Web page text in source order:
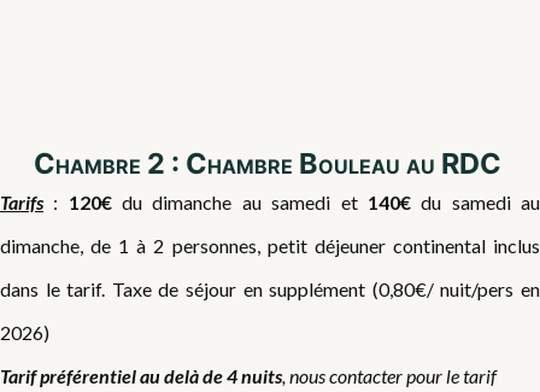
Chambre 2 : Chambre Bouleau au RDC
Tarifs : 120€du dimanche au samedi et 140€du samedi au
dimanche, de 1 à 2 personnes, petit déjeuner continental inclus
dans le tarif. Taxe de séjour en supplément (0,80€/ nuit/pers en
2026)
Tarif préférentiel au delà de 4 nuits , nous contacter pour le tarif